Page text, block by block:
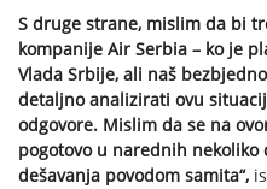
S druge strane, mislim da bi
kompanije Air Serbia – ko je
Vlada Srbije, ali naš
detaljno analizirati ovu
odgovore. Mislim da se na
pogotovo u narednih
dešavanja povodom samita“,